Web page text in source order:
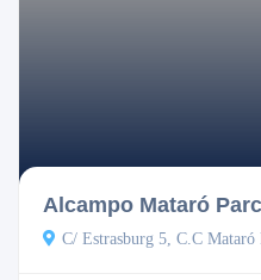
Alcampo Mataró Parc
C/ Estrasburg 5, C.C Mataró